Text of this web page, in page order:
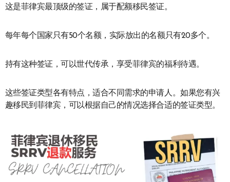
这是菲律宾最顶级的签证，属于配额移民签证。
每年每个国家只有50个名额，实际放出的名额只有20多个。
持有这种签证，可以世代传承，享受菲律宾的福利待遇。
这些签证类型各有特点，适合不同需求的申请人。如果您有兴
趣移民到菲律宾，可以根据自己的情况选择合适的签证类型。